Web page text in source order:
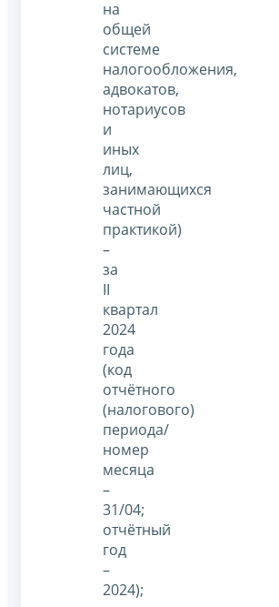
на
общей
системе
налогообложения,
адвокатов,
нотариусов
и
иных
лиц,
занимающихся
частной
практикой)
–
за
II
квартал
2024
года
(код
отчётного
(налогового)
периода/
номер
месяца
–
31/04;
отчётный
год
–
2024);